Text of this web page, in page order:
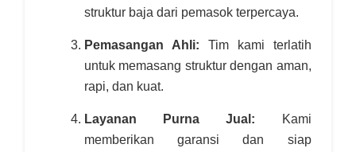
struktur baja dari pemasok terpercaya.
Pemasangan Ahli: Tim kami terlatih
untuk memasang struktur dengan aman,
rapi, dan kuat.
Layanan Purna Jual: Kami
memberikan garansi dan siap